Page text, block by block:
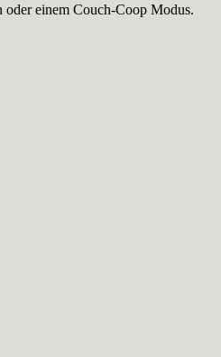
einem Couch-Coop Modus.